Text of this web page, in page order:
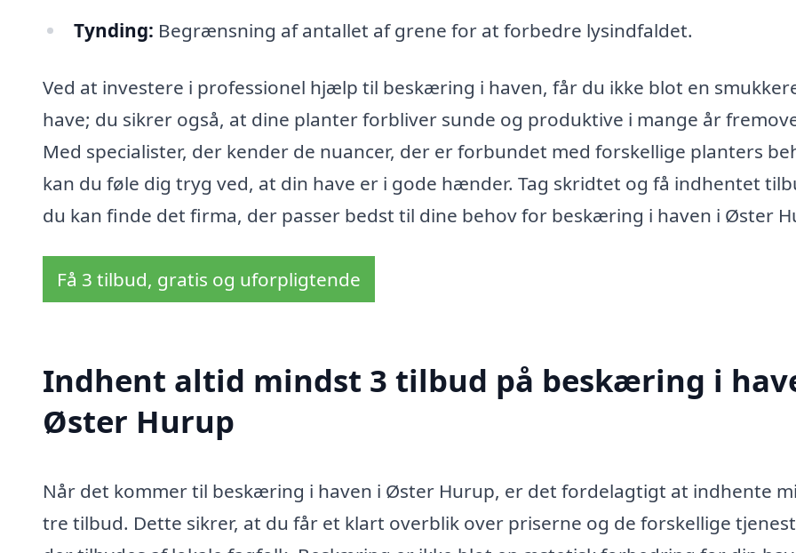
Tynding: Begrænsning af antallet af grene for at forbedre lysindfaldet.
Ved at investere i professionel hjælp til beskæring i haven, får du ikke blot en
have; du sikrer også, at dine planter forbliver sunde og produktive i mange år
Med specialister, der kender de nuancer, der er forbundet med forskellige planters
kan du føle dig tryg ved, at din have er i gode hænder. Tag skridtet og få indhentet
du kan finde det firma, der passer bedst til dine behov for beskæring i haven i Øster
Få 3 tilbud, gratis og uforpligtende
Indhent altid mindst 3 tilbud på beskæring i
Øster Hurup
Når det kommer til beskæring i haven i Øster Hurup, er det fordelagtigt at indhente
tre tilbud. Dette sikrer, at du får et klart overblik over priserne og de forskellige